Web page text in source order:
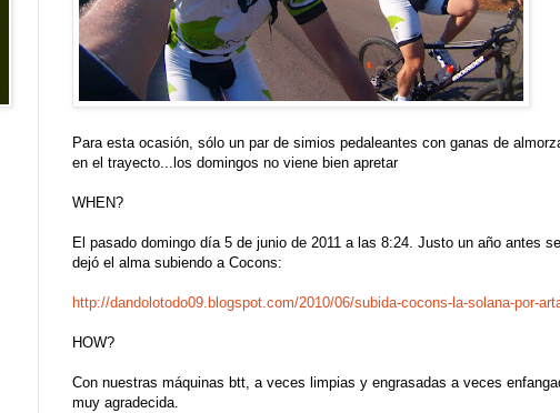
Para esta ocasión, sólo un par de simios pedaleantes con ganas de
en el trayecto...los domingos no viene bien apretar
WHEN?
El pasado domingo día 5 de junio de 2011 a las 8:24. Justo un año antes
dejó el alma subiendo a Cocons:
http://dandolotodo09.blogspot.com/2010/06/subida-cocons-la-solana-por-
HOW?
Con nuestras máquinas btt, a veces limpias y engrasadas a veces
muy agradecida.